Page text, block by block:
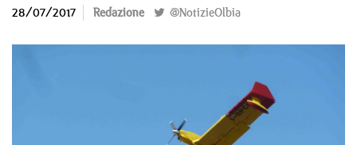
28/07/2017 Redazione @NotizieOlbia